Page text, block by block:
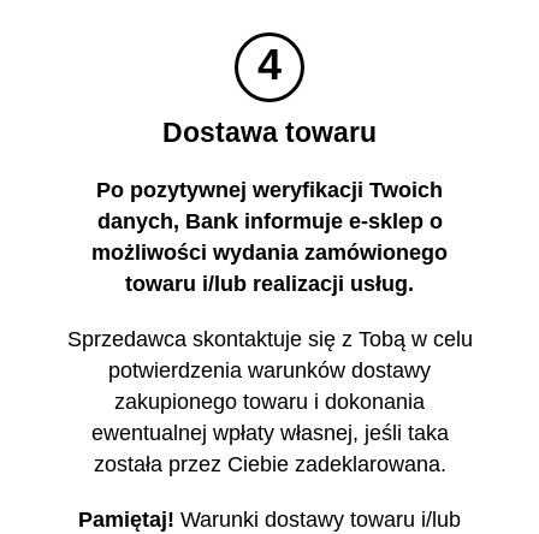
4
Dostawa towaru
Po pozytywnej weryfikacji Twoich
danych, Bank informuje e-sklep o
możliwości wydania zamówionego
towaru i/lub realizacji usług.
Sprzedawca skontaktuje się z Tobą w celu
potwierdzenia warunków dostawy
zakupionego towaru i dokonania
ewentualnej wpłaty własnej, jeśli taka
została przez Ciebie zadeklarowana.
Pamiętaj! Warunki dostawy towaru i/lub